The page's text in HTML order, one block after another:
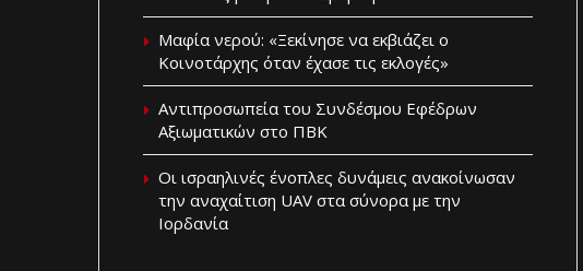
Μαφία νερού: «Ξεκίνησε να εκβιάζει ο
Κοινοτάρχης όταν έχασε τις εκλογές»
Aντιπροσωπεία του Συνδέσμου Εφέδρων
Αξιωματικών στο ΠΒΚ
Οι ισραηλινές ένοπλες δυνάμεις ανακοίνωσαν
την αναχαίτιση UAV στα σύνορα με την
Ιορδανία